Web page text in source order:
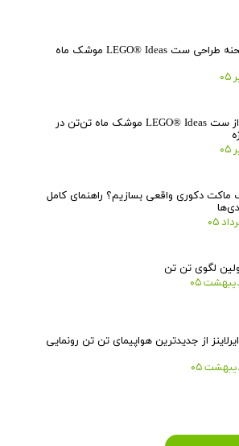
پشت صحنه طراحی ست LEGO® Ideas موشک ماه
رونمایی از ست LEGO® Ideas موشک ماه تن‌تن در
دکوری واقعی بسازیم؟ راهنمای کامل
لگوی تن تن
از جدیدترین هواپیمای تن تن رونمایی